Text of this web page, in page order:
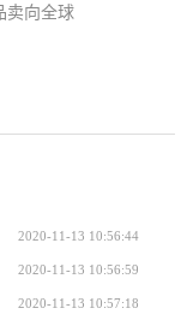
卖向全球
2020-11-13 10:56:44
2020-11-13 10:56:59
2020-11-13 10:57:18